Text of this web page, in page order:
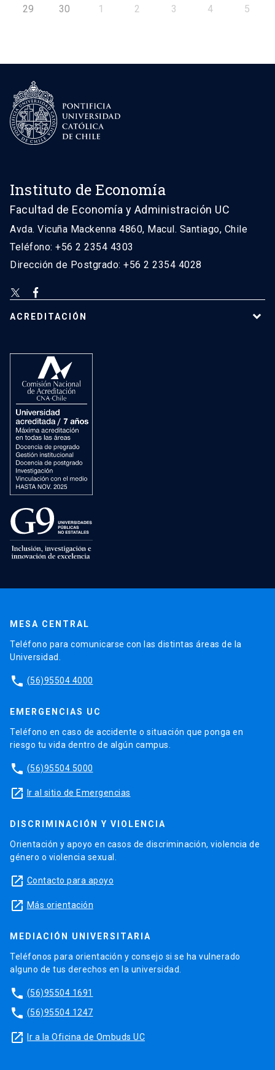
29 30 1 2 3 4 5
Instituto de Economía
Facultad de Economía y Administración UC
Avda. Vicuña Mackenna 4860, Macul. Santiago, Chile
Teléfono: +56 2 2354 4303
Dirección de Postgrado: +56 2 2354 4028
ACREDITACIÓN
MESA CENTRAL
Teléfono para comunicarse con las distintas áreas de la
Universidad.
phone (56)95504 4000
EMERGENCIAS UC
Teléfono en caso de accidente o situación que ponga en
riesgo tu vida dentro de algún campus.
phone (56)95504 5000
launch Ir al sitio de Emergencias
DISCRIMINACIÓN Y VIOLENCIA
Orientación y apoyo en casos de discriminación, violencia de
género o violencia sexual.
launch Contacto para apoyo
launch Más orientación
MEDIACIÓN UNIVERSITARIA
Teléfonos para orientación y consejo si se ha vulnerado
alguno de tus derechos en la universidad.
phone (56)95504 1691
phone (56)95504 1247
launch Ir a la Oficina de Ombuds UC